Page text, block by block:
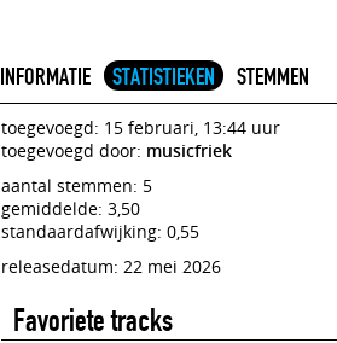
INFORMATIE STATISTIEKEN STEMMEN
toegevoegd: 15 februari, 13:44 uur
toegevoegd door: musicfriek
aantal stemmen: 5
gemiddelde: 3,50
standaardafwijking: 0,55
releasedatum: 22 mei 2026
Favoriete tracks